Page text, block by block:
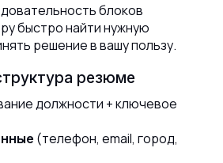
блоков
быстро найти нужную
решение в вашу пользу.
резюме
должности + ключевое
(телефон, email, город,